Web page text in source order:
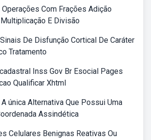
Com Frações Adição
E Divisão
De Disfunção Cortical De Caráter
Tratamento
Inss Gov Br Esocial Pages
Qualificar Xhtml
única Alternativa Que Possui Uma
Assindética
Celulares Benignas Reativas Ou